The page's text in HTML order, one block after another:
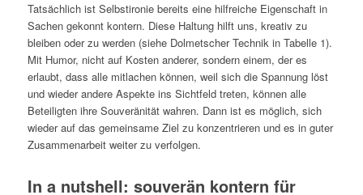
Tatsächlich ist Selbstironie bereits eine hilfreiche Eigenschaft in
Sachen gekonnt kontern. Diese Haltung hilft uns, kreativ zu
bleiben oder zu werden (siehe Dolmetscher Technik in Tabelle 1).
Mit Humor, nicht auf Kosten anderer, sondern einem, der es
erlaubt, dass alle mitlachen können, weil sich die Spannung löst
und wieder andere Aspekte ins Sichtfeld treten, können alle
Beteiligten ihre Souveränität wahren. Dann ist es möglich, sich
wieder auf das gemeinsame Ziel zu konzentrieren und es in guter
Zusammenarbeit weiter zu verfolgen.
In a nutshell: souverän kontern für